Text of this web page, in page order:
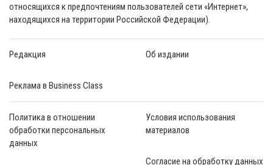
относящихся к предпочтениям пользователей сети «Интернет»,
находящихся на территории Российской Федерации).
Редакция Об издании
Реклама в Business Class
Политика в отношении
обработки персональных
данных
Условия использования
материалов
Согласие на обработку данных